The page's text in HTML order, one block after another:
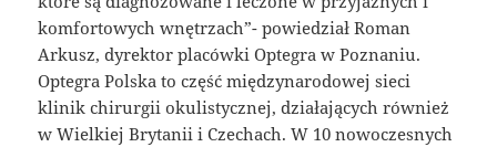
komfortowych wnętrzach”- powiedział Roman
Arkusz, dyrektor placówki Optegra w Poznaniu.
Optegra Polska to część międzynarodowej sieci
klinik chirurgii okulistycznej, działających również
w Wielkiej Brytanii i Czechach. W 10 nowoczesnych